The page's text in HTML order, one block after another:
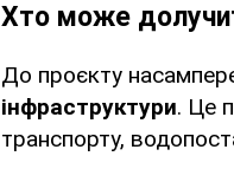
Хто може
До проєкту
інфраструктури. Це
транспорту,